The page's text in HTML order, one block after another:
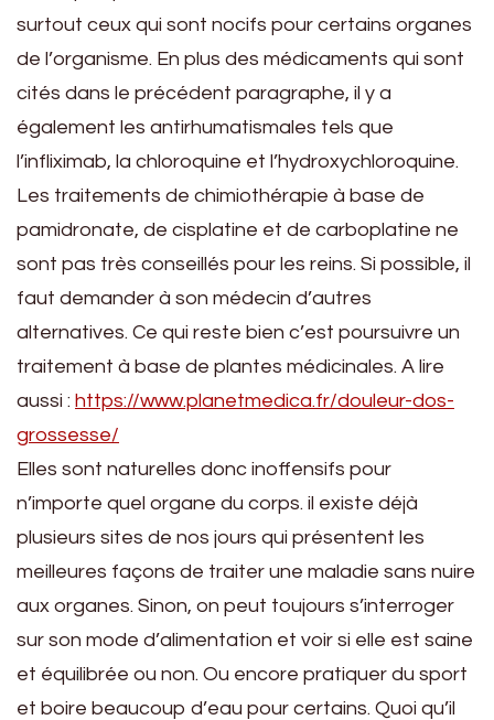
surtout ceux qui sont nocifs pour certains organes
de l’organisme. En plus des médicaments qui sont
cités dans le précédent paragraphe, il y a
également les antirhumatismales tels que
l’infliximab, la chloroquine et l’hydroxychloroquine.
Les traitements de chimiothérapie à base de
pamidronate, de cisplatine et de carboplatine ne
sont pas très conseillés pour les reins. Si possible, il
faut demander à son médecin d’autres
alternatives. Ce qui reste bien c’est poursuivre un
traitement à base de plantes médicinales. A lire
aussi : https://www.planetmedica.fr/douleur-dos-
grossesse/
Elles sont naturelles donc inoffensifs pour
n’importe quel organe du corps. il existe déjà
plusieurs sites de nos jours qui présentent les
meilleures façons de traiter une maladie sans nuire
aux organes. Sinon, on peut toujours s’interroger
sur son mode d’alimentation et voir si elle est saine
et équilibrée ou non. Ou encore pratiquer du sport
et boire beaucoup d’eau pour certains. Quoi qu’il